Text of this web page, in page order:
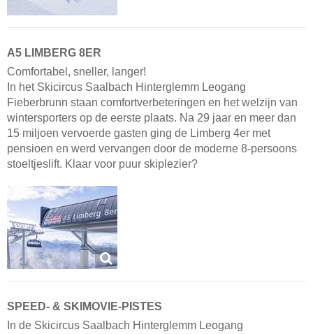
A5 LIMBERG 8ER
Comfortabel, sneller, langer!
In het Skicircus Saalbach Hinterglemm Leogang
Fieberbrunn staan comfortverbeteringen en het welzijn van
wintersporters op de eerste plaats. Na 29 jaar en meer dan
15 miljoen vervoerde gasten ging de Limberg 4er met
pensioen en werd vervangen door de moderne 8-persoons
stoeltjeslift. Klaar voor puur skiplezier?
SPEED- & SKIMOVIE-PISTES
In de Skicircus Saalbach Hinterglemm Leogang